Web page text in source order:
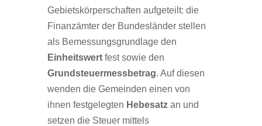
Gebietskörperschaften aufgeteilt: die
Finanzämter der Bundesländer stellen
als Bemessungsgrundlage den
Einheitswertfest sowie den
Grundsteuermessbetrag. Auf diesen
wenden die Gemeinden einen von
ihnen festgelegten Hebesatzan und
setzen die Steuer mittels